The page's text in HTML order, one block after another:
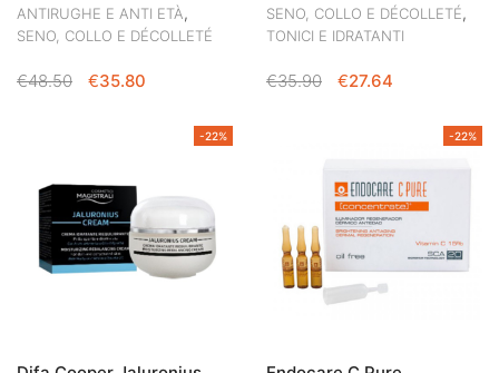
ANTIRUGHE E ANTI ETÀ,
SENO, COLLO E DÉCOLLETÉ
€48.50
IL
€35.80
ATTUALE
SENO, COLLO E DÉCOLLETÉ,
TONICI E IDRATANTI
€35.90
IL
€27.64
ATTUALE
-22% -22%